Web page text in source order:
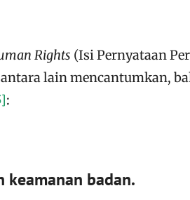
Rights (Isi Pernyataan
lain mencantumkan,
:
keamanan badan.